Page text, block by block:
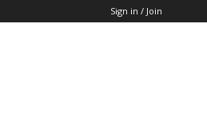
Sign in / Join